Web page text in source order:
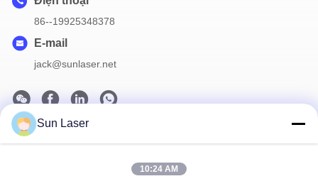
86--19925348378
E-mail
jack@sunlaser.net
Bản tin của chúng tôi
Đăng ký nhận bản tin của chúng tôi để được giảm giá và nhiều
Sun Laser
10:24 AM